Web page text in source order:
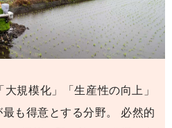
規模化」「生産性の向上」
も得意とする分野。
必然的